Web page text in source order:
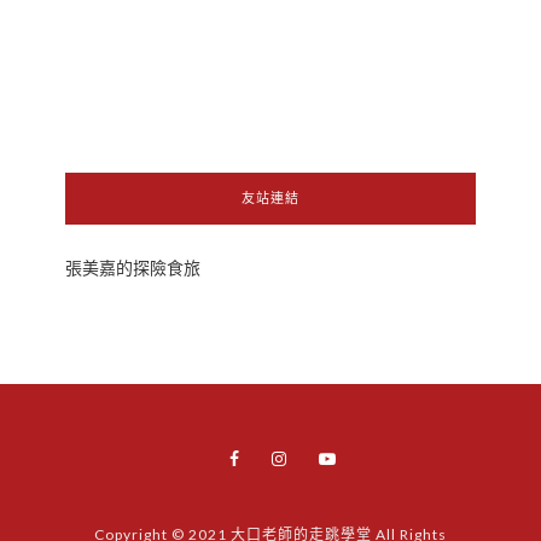
友站連結
張美嘉的探險食旅
Copyright © 2021 大口老師的走跳學堂 All Rights